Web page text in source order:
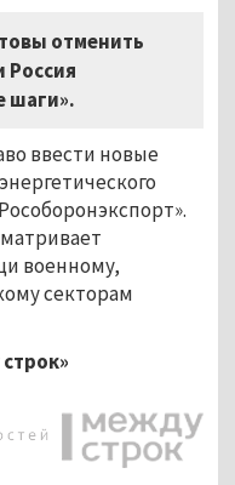
отменить
Россия
шаги».
ввести новые
военному,
секторам